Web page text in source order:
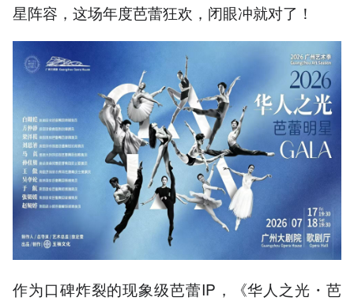
星阵容，这场年度芭蕾狂欢，闭眼冲就对了！
作为口碑炸裂的现象级芭蕾IP，《华人之光・芭